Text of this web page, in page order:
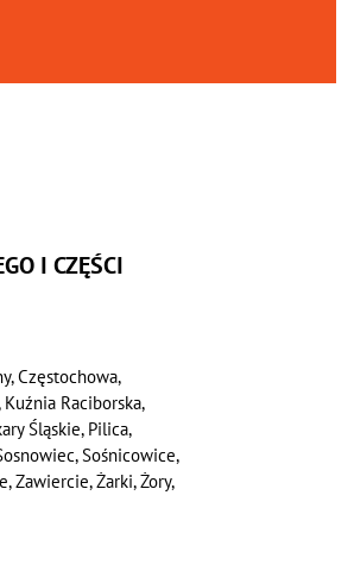
I CZĘŚCI
Częstochowa,
Raciborska,
Śląskie, Pilica,
Sośnicowice,
Zawiercie, Żarki, Żory,